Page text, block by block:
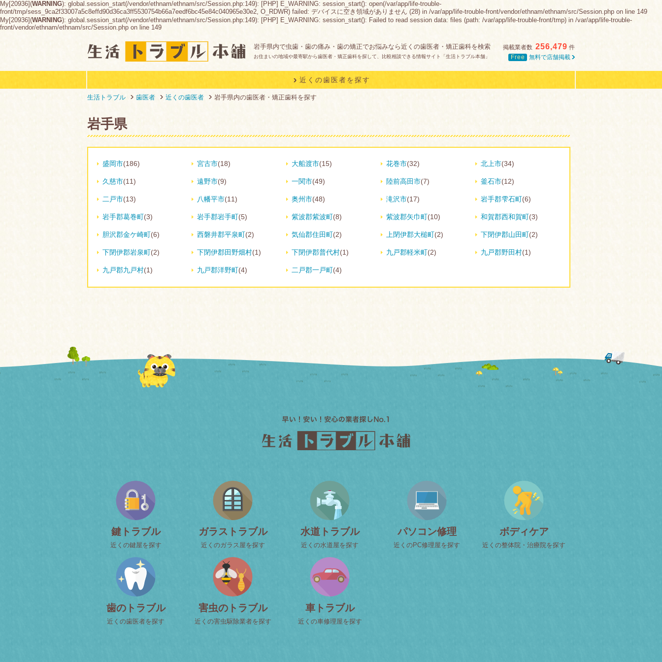
My[20936](WARNING): global.session_start(/vendor/ethnam/ethnam/src/Session.php:149): [PHP] E_WARNING: session_start(): open(/var/app/life-trouble-
front/tmp/sess_9ca2f33007a5c8effd90d36ca3ff5530754b66a7eedf6bc45e84c040965e30e2, O_RDWR) failed: デバイスに空き領域がありません (28) in /var/app/life-trouble-front/vendor/ethnam/ethnam/src/Session.php on line 149
My[20936](WARNING): global.session_start(/vendor/ethnam/ethnam/src/Session.php:149): [PHP] E_WARNING: session_start(): Failed to read session data: files (path: /var/app/life-trouble-front/tmp) in /var/app/life-trouble-
front/vendor/ethnam/ethnam/src/Session.php on line 149
岩手県内で虫歯・歯の痛み・歯の矯正でお悩みなら近くの歯医者・矯正歯科を検索
お住まいの地域や最寄駅から歯医者・矯正歯科を探して、比較相談できる情報サイト「生活トラブル本舗」
掲載業者数 256,479 件
Free
無料で店舗掲載
近くの歯医者を探す
生活トラブル 歯医者 近くの歯医者 岩手県内の歯医者・矯正歯科を探す
岩手県
盛岡市(186) 宮古市(18) 大船渡市(15) 花巻市(32) 北上市(34)
久慈市(11) 遠野市(9) 一関市(49) 陸前高田市(7) 釜石市(12)
二戸市(13) 八幡平市(11) 奥州市(48) 滝沢市(17) 岩手郡雫石町(6)
岩手郡葛巻町(3) 岩手郡岩手町(5) 紫波郡紫波町(8) 紫波郡矢巾町(10) 和賀郡西和賀町(3)
胆沢郡金ケ崎町(6) 西磐井郡平泉町(2) 気仙郡住田町(2) 上閉伊郡大槌町(2) 下閉伊郡山田町(2)
下閉伊郡岩泉町(2) 下閉伊郡田野畑村(1) 下閉伊郡普代村(1) 九戸郡軽米町(2) 九戸郡野田村(1)
九戸郡九戸村(1) 九戸郡洋野町(4) 二戸郡一戸町(4)
鍵トラブル
近くの鍵屋を探す
ガラストラブル
近くのガラス屋を探す
水道トラブル
近くの水道屋を探す
パソコン修理
近くのPC修理屋を探す
ボディケア
近くの整体院・治療院を探す
歯のトラブル
近くの歯医者を探す
害虫のトラブル
近くの害虫駆除業者を探す
車トラブル
近くの車修理屋を探す